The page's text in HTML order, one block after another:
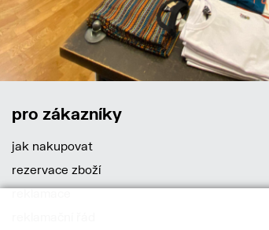
pro zákazníky
jak nakupovat
rezervace zboží
reklamace